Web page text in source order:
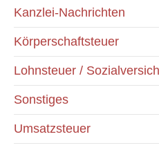
Kanzlei-Nachrichten
Körperschaftsteuer
Lohnsteuer /
Sonstiges
Umsatzsteuer